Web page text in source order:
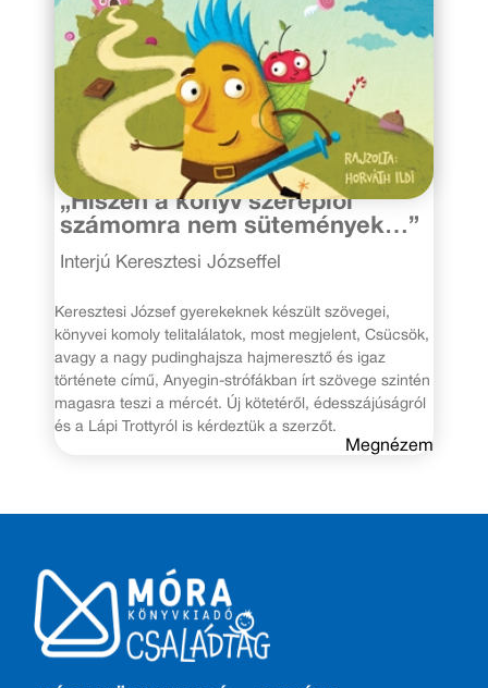
2018. augusztus 28.
„Hiszen a könyv szereplői
számomra nem sütemények…”
Interjú Keresztesi Józseffel
Keresztesi József gyerekeknek készült szövegei,
könyvei komoly telitalálatok, most megjelent, Csücsök,
avagy a nagy pudinghajsza hajmeresztő és igaz
története című, Anyegin-strófákban írt szövege szintén
magasra teszi a mércét. Új kötetéről, édesszájúságról
és a Lápi Trottyról is kérdeztük a szerzőt.
Megnézem